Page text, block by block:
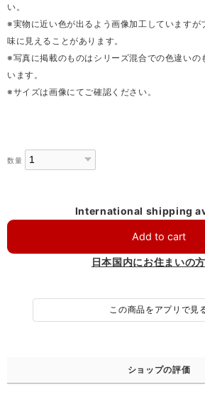
い。
※実物に近い色が出るよう画像加工していますが
味に見えることがあります。
※写真に掲載のものはシリーズ混合での色違いの
います。
※サイズは画像にてご確認ください。
数量
International shipping
Add to cart
日本国内にお住まいの
この商品をアプリで見
ショップの評価